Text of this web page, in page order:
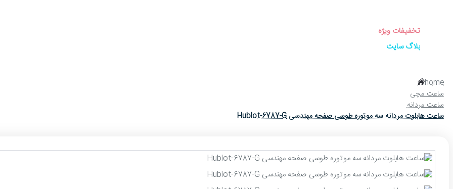
تخفیفات ویژه
بلاگ سایت
home
ساعت مچی
ساعت مردانه
ساعت هابلوت مردانه سه موتوره طوسی صفحه مهندسی Hublot-6787-G